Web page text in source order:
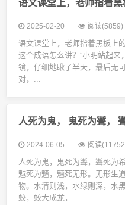
语文课堂上，老师指着黑
2025-02-20 阅读(5859)
语文课堂上，老师指着黑板上
这个成语怎么讲？”小明站起
镜，仔细地瞅了半天，最后无
对，...
人死为鬼， 鬼死为聻，
2024-06-05 阅读
人死为鬼，鬼死为聻，聻死为
魆死为魉，魉死无形。无形生
物。水清则浅，水绿则深，水
蛟，蛟大成龙，...